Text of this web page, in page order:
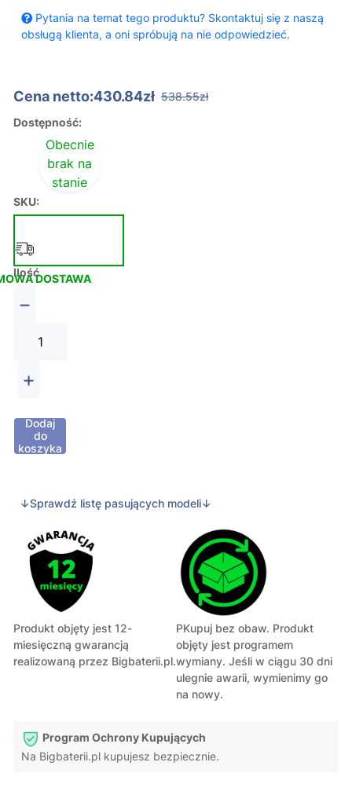
Pytania na temat tego produktu? Skontaktuj się z naszą
obsługą klienta, a oni spróbują na nie odpowiedzieć.
Cena netto:430.84zł 538.55zł
Dostępność:
Obecnie
brak na
stanie
SKU:
DOSTAWA
Ilość
−
+
Dodaj
do
koszyka
↓Sprawdź listę pasujących modeli↓
Produkt objęty jest 12-
miesięczną gwarancją
realizowaną przez Bigbaterii.pl.
PKupuj bez obaw. Produkt
objęty jest programem
wymiany. Jeśli w ciągu 30 dni
ulegnie awarii, wymienimy go
na nowy.
Program Ochrony Kupujących
Na Bigbaterii.pl kupujesz bezpiecznie.